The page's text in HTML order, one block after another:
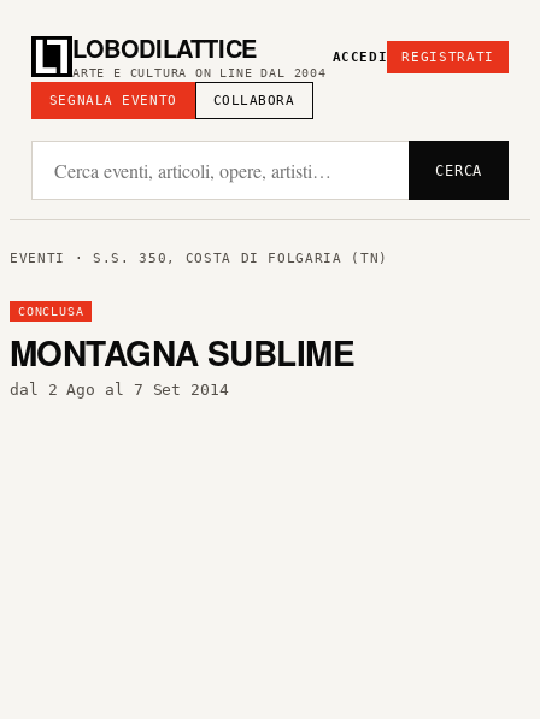
LOBODILATTICE
ARTE E CULTURA ON LINE DAL 2004
SEGNALA EVENTO COLLABORA
ACCEDI REGISTRATI
CERCA
EVENTI · S.S. 350, COSTA DI FOLGARIA (TN)
CONCLUSA
MONTAGNA SUBLIME
dal 2 Ago al 7 Set 2014